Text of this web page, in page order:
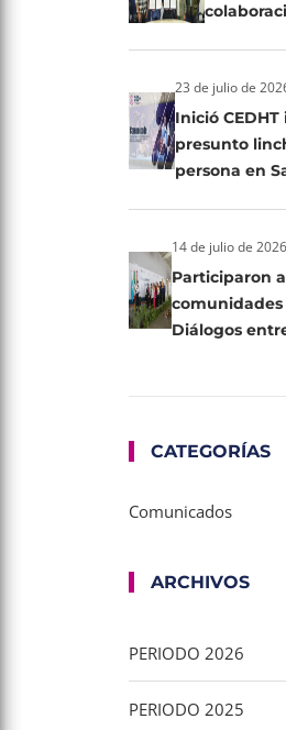
23 de julio de
Inició
presunto
persona en
14 de julio de 2026
Participaron
comunidades
Diálogos
CATEGORÍAS
Comunicados
ARCHIVOS
PERIODO 2026
PERIODO 2025